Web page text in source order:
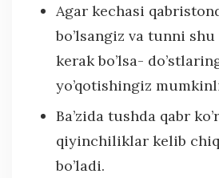
Agar kechasi
bo’lsangiz va tunni shu
kerak bo’lsa-
yo’qotishingiz
Ba’zida tushda qabr
qiyinchiliklar kelib
bo’ladi.